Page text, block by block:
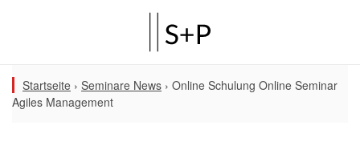
Startseite › Seminare News › Online Schulung Online Seminar
Agiles Management